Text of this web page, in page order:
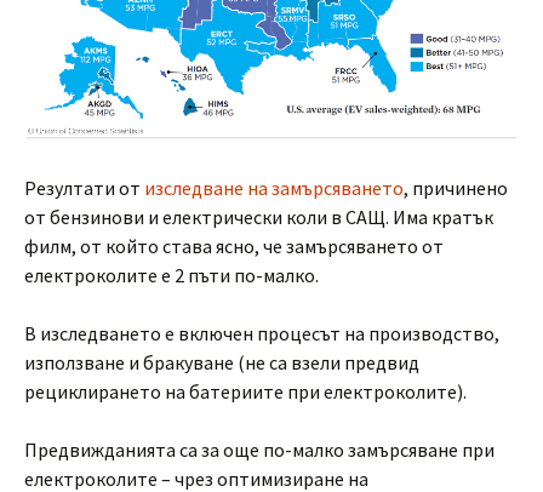
Резултати от изследване на замърсяването, причинено
от бензинови и електрически коли в САЩ. Има кратък
филм, от който става ясно, че замърсяването от
електроколите е 2 пъти по-малко.
В изследването е включен процесът на производство,
използване и бракуване (не са взели предвид
рециклирането на батериите при електроколите).
Предвижданията са за още по-малко замърсяване при
електроколите – чрез оптимизиране на